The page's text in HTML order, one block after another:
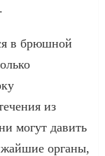
в брюшной
из
могут давить
органы,